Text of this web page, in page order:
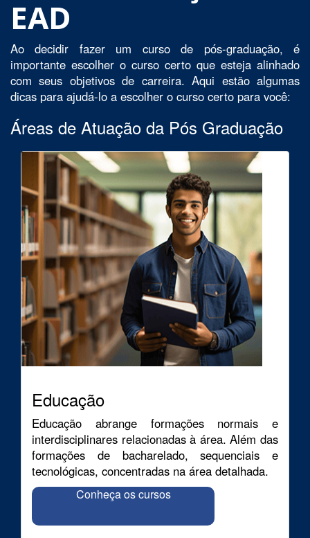
EAD
Ao decidir fazer um curso de pós-graduação, é
importante escolher o curso certo que esteja alinhado
com seus objetivos de carreira. Aqui estão algumas
dicas para ajudá-lo a escolher o curso certo para você:
Áreas de Atuação da Pós Graduação
Educação
Educação abrange formações normais e
interdisciplinares relacionadas à área. Além das
formações de bacharelado, sequenciais e
tecnológicas, concentradas na área detalhada.
Conheça os cursos